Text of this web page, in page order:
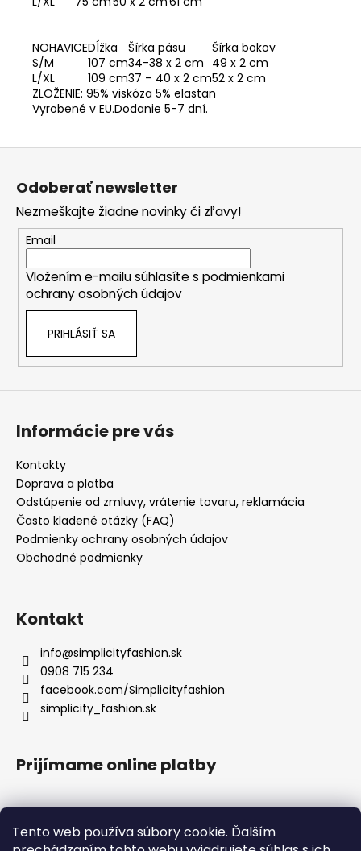
Tento web používa súbory cookie. Ďalším
NOHAVICEDĺžka Šírka pásu
Šírka bokov
S/M
107 cm34-38 x 2 cm 49 x 2 cm
L/XL
109 cm37 – 40 x 2 cm52 x 2 cm
ZLOŽENIE: 95% viskóza 5% elastan
Vyrobené v EU.Dodanie 5-7 dní.
Odoberať newsletter
Nezmeškajte žiadne novinky či zľavy!
Email
Vložením e-mailu súhlasíte s podmienkami
ochrany osobných údajov
PRIHLÁSIŤ SA
Informácie pre vás
Kontakty
Doprava a platba
Odstúpenie od zmluvy, vrátenie tovaru, reklamácia
Často kladené otázky (FAQ)
Podmienky ochrany osobných údajov
Obchodné podmienky
Kontakt
info@simplicityfashion.sk
0908 715 234
facebook.com/Simplicityfashion
simplicity_fashion.sk
Prijímame online platby